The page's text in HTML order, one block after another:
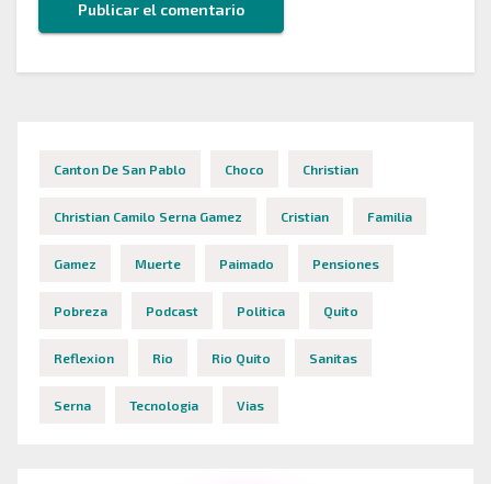
Canton De San Pablo Choco Christian
Christian Camilo Serna Gamez Cristian Familia
Gamez Muerte Paimado Pensiones
Pobreza Podcast Politica Quito
Reflexion Rio Rio Quito Sanitas
Serna Tecnologia Vias